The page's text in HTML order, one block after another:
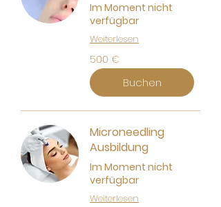
Im Moment nicht
verfügbar
Weiterlesen
500
Euro
500 €
Buchen
Microneedling
Ausbildung
Im Moment nicht
verfügbar
Weiterlesen